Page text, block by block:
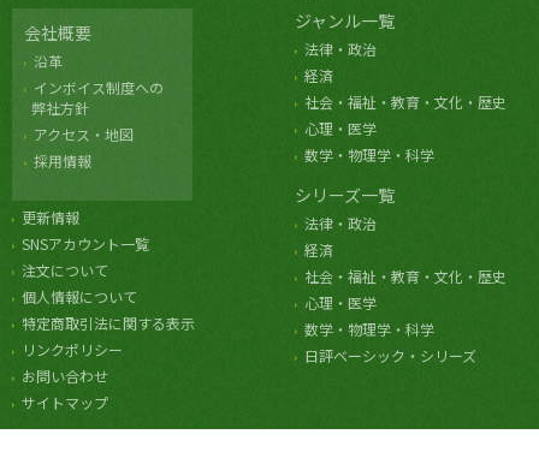
会社概要
沿革
インボイス制度への
弊社方針
アクセス・地図
採用情報
更新情報
SNSアカウント一覧
注文について
個人情報について
特定商取引法に関する表示
リンクポリシー
お問い合わせ
サイトマップ
ジャンル一覧
法律・政治
経済
社会・福祉・教育・文化・歴史
心理・医学
数学・物理学・科学
シリーズ一覧
法律・政治
経済
社会・福祉・教育・文化・歴史
心理・医学
数学・物理学・科学
日評ベーシック・シリーズ